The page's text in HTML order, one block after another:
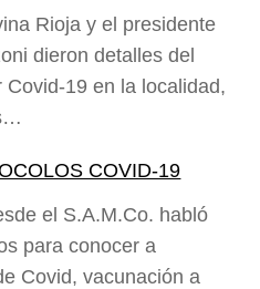
Rioja y el presidente
dieron detalles del
19 en la localidad,
COVID-19
el S.A.M.Co. habló
para conocer a
Covid, vacunación a